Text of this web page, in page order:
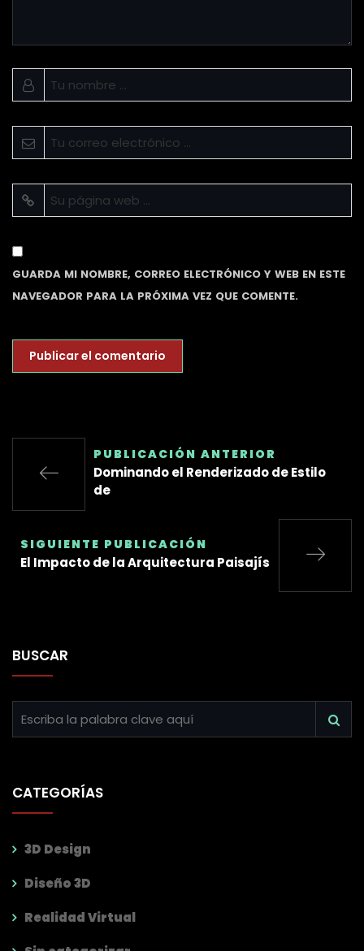
GUARDA MI NOMBRE, CORREO ELECTRÓNICO Y WEB EN ESTE
NAVEGADOR PARA LA PRÓXIMA VEZ QUE COMENTE.
PUBLICACIÓN ANTERIOR
Dominando el Renderizado de Estilo
de
SIGUIENTE PUBLICACIÓN
El Impacto de la Arquitectura Paisajís
BUSCAR
CATEGORÍAS
3D Design
Diseño 3D
Realidad Virtual